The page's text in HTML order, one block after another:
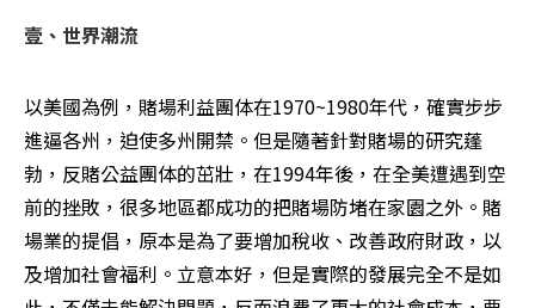
壹、世界潮流
以美國為例，賭場利益團体在1970~1980年代，確實步步
進逼各州，迫使多州開禁。但是隨著針對賭場的研究蓬
勃，反賭公益團体的茁壯，在1994年後，在全美遭遇到空
前的挫敗，很多地區都成功的把賭場防堵在家園之外。賭
場業的提倡，原本是為了要增加稅收、改善政府財政，以
及增加社會福利。立意本好，但是實際的發展完全不是如